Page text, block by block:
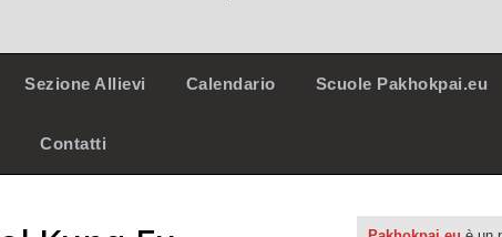
Sezione Allievi Calendario Scuole Pakhokpai.eu
Contatti